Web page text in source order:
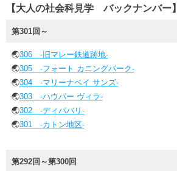
【大人の社会科見学 バックナンバー】
第301回～
🌏306 -旧マレー鉄道跡地-
🌏305 -フォート カニングパーク-
🌏304 -マリーナベイ サンズ-
🌏303 -ハウパー ヴィラ-
🌏302 -ディパバリ-
🌏301 -カトン地区-
第292回～第300回